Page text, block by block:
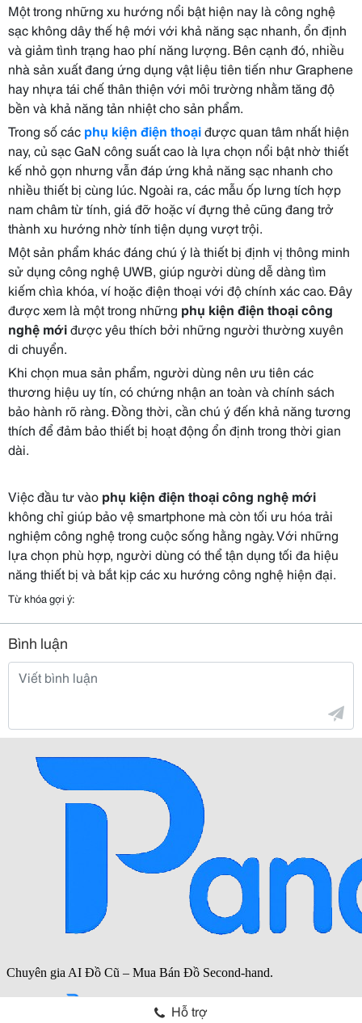
Một trong những xu hướng nổi bật hiện nay là công nghệ
sạc không dây thế hệ mới với khả năng sạc nhanh, ổn định
và giảm tình trạng hao phí năng lượng. Bên cạnh đó, nhiều
nhà sản xuất đang ứng dụng vật liệu tiên tiến như Graphene
hay nhựa tái chế thân thiện với môi trường nhằm tăng độ
bền và khả năng tản nhiệt cho sản phẩm.
Trong số các phụ kiện điện thoạiđược quan tâm nhất hiện
nay, củ sạc GaN công suất cao là lựa chọn nổi bật nhờ thiết
kế nhỏ gọn nhưng vẫn đáp ứng khả năng sạc nhanh cho
nhiều thiết bị cùng lúc. Ngoài ra, các mẫu ốp lưng tích hợp
nam châm từ tính, giá đỡ hoặc ví đựng thẻ cũng đang trở
thành xu hướng nhờ tính tiện dụng vượt trội.
Một sản phẩm khác đáng chú ý là thiết bị định vị thông minh
sử dụng công nghệ UWB, giúp người dùng dễ dàng tìm
kiếm chìa khóa, ví hoặc điện thoại với độ chính xác cao. Đây
được xem là một trong những phụ kiện điện thoại công
nghệ mớiđược yêu thích bởi những người thường xuyên
di chuyển.
Khi chọn mua sản phẩm, người dùng nên ưu tiên các
thương hiệu uy tín, có chứng nhận an toàn và chính sách
bảo hành rõ ràng. Đồng thời, cần chú ý đến khả năng tương
thích để đảm bảo thiết bị hoạt động ổn định trong thời gian
dài.
Việc đầu tư vào phụ kiện điện thoại công nghệ mới
không chỉ giúp bảo vệ smartphone mà còn tối ưu hóa trải
nghiệm công nghệ trong cuộc sống hằng ngày. Với những
lựa chọn phù hợp, người dùng có thể tận dụng tối đa hiệu
năng thiết bị và bắt kịp các xu hướng công nghệ hiện đại.
Từ khóa gợi ý:
Bình luận
Hỗ trợ